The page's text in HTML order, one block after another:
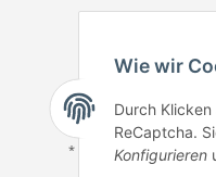
* Alle Preise inkl.
Wie wir
Durch
ReCaptcha.
Konfigurieren